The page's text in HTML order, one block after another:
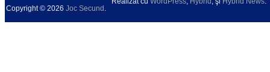
Copyright © 2026 Joc Secund .